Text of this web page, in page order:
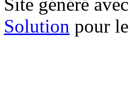
Solution pour le